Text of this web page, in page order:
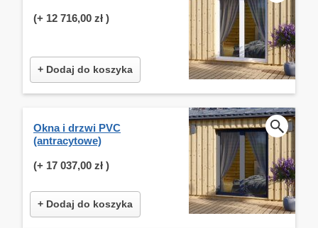
(+ 12 716,00 zł )
+ Dodaj do koszyka
Okna i drzwi PVC
(antracytowe)
(+ 17 037,00 zł )
+ Dodaj do koszyka